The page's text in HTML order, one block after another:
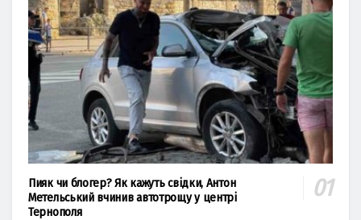
Пияк чи блогер? Як кажуть свідки, Антон
Метельський вчинив автотрощу у центрі
Тернополя